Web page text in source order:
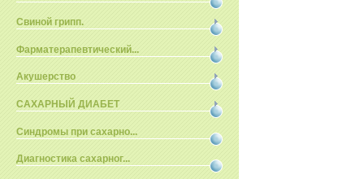
Свиной грипп.
Фарматерапевтический...
Акушерство
САХАРНЫЙ ДИАБЕТ
Синдромы при сахарно...
Диагностика сахарног...